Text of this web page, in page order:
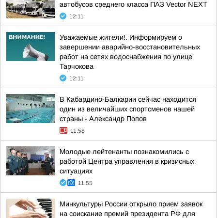
автобусов среднего класса ПАЗ Vector NEXT
12:11
Уважаемые жители!. Информируем о
завершении аварийно-восстановительных
работ на сетях водоснабжения по улице
Тарчокова
12:11
В Кабардино-Балкарии сейчас находится
один из величайших спортсменов нашей
страны - Александр Попов
11:58
Молодые лейтенанты познакомились с
работой Центра управления в кризисных
ситуациях
11:55
Минкультуры России открыло прием заявок
на соискание премий президента РФ для